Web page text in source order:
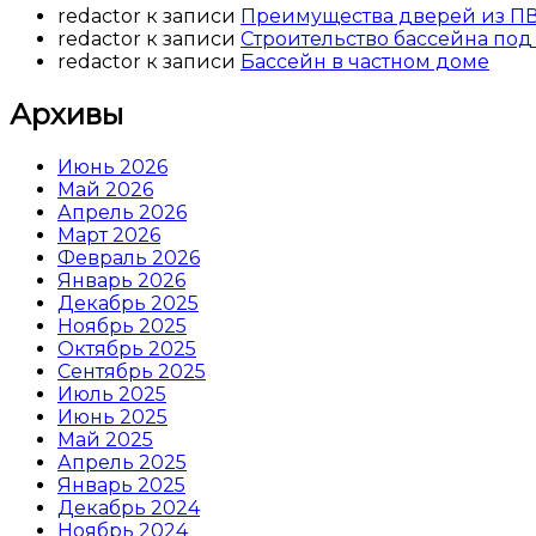
redactor к записи Преимущества дверей из
redactor к записи Строительство бассейна
redactor к записи Бассейн в частном доме
Архивы
Июнь 2026
Май 2026
Апрель 2026
Март 2026
Февраль 2026
Январь 2026
Декабрь 2025
Ноябрь 2025
Октябрь 2025
Сентябрь 2025
Июль 2025
Июнь 2025
Май 2025
Апрель 2025
Январь 2025
Декабрь 2024
Ноябрь 2024